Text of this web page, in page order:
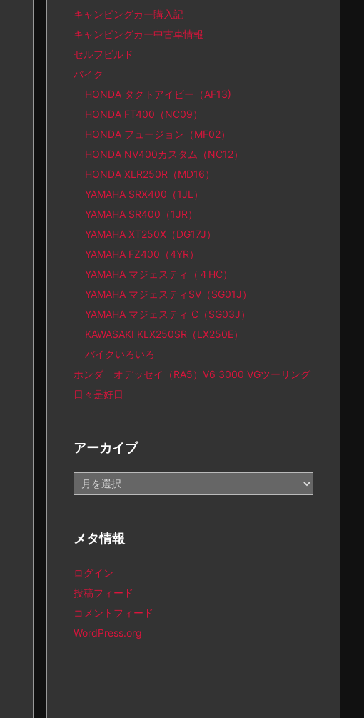
キャンピングカー購入記
キャンピングカー中古車情報
セルフビルド
バイク
HONDA タクトアイビー（AF13)
HONDA FT400（NC09）
HONDA フュージョン（MF02）
HONDA NV400カスタム（NC12）
HONDA XLR250R（MD16）
YAMAHA SRX400（1JL）
YAMAHA SR400（1JR）
YAMAHA XT250X（DG17J）
YAMAHA FZ400（4YR）
YAMAHA マジェスティ（４HC）
YAMAHA マジェスティSV（SG01J）
YAMAHA マジェスティ C（SG03J）
KAWASAKI KLX250SR（LX250E）
バイクいろいろ
ホンダ オデッセイ（RA5）V6 3000 VGツーリング
日々是好日
アーカイブ
ー
ブ
メタ情報
ログイン
投稿フィード
コメントフィード
WordPress.org